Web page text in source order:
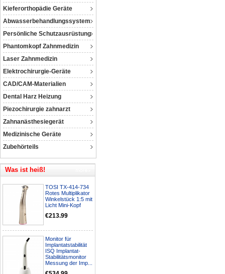
Kieferorthopädie Geräte
Abwasserbehandlungssystem
Persönliche Schutzausrüstung
Phantomkopf Zahnmedizin
Laser Zahnmedizin
Elektrochirurgie-Geräte
CAD/CAM-Materialien
Dental Harz Heizung
Piezochirurgie zahnarzt
Zahnanästhesiegerät
Medizinische Geräte
Zubehörteils
Was ist heiß!
TOSI TX-414-734
Rotes Multiplikator
Winkelstück 1:5 mit
Licht Mini-Kopf
€213.99
Monitor für
Implantatstabilität
ISQ Implantat-
Stabilitätsmonitor
Messung der Imp...